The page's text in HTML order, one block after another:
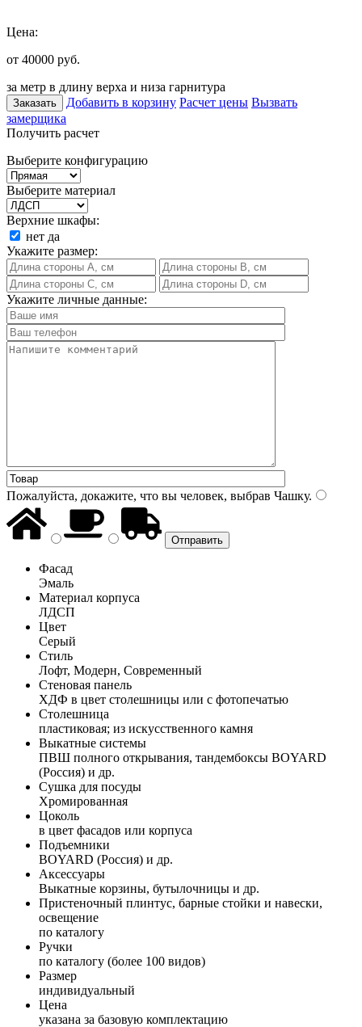
Цена:
от 40000 руб.
за метр в длину верха и низа гарнитура
Заказать Добавить в корзину Расчет цены Вызвать
замерщика
Получить расчет
Выберите конфигурацию
Выберите материал
Верхние шкафы:
нет да
Укажите размер:
Укажите личные данные:
Пожалуйста, докажите, что вы человек, выбрав Чашку.
Фасад
Эмаль
Материал корпуса
ЛДСП
Цвет
Серый
Стиль
Лофт, Модерн, Современный
Стеновая панель
ХДФ в цвет столешницы или с фотопечатью
Столешница
пластиковая; из искусственного камня
Выкатные системы
ПВШ полного открывания, тандембоксы BOYARD
(Россия) и др.
Сушка для посуды
Хромированная
Цоколь
в цвет фасадов или корпуса
Подъемники
BOYARD (Россия) и др.
Аксессуары
Выкатные корзины, бутылочницы и др.
Пристеночный плинтус, барные стойки и навески,
освещение
по каталогу
Ручки
по каталогу (более 100 видов)
Размер
индивидуальный
Цена
указана за базовую комплектацию